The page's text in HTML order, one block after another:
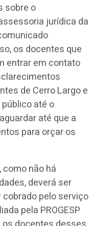
sobre o
jurídica da
os docentes que
entrar em contato
de Cerro Largo e
até o
até que a
para orçar os
não há
deverá ser
pelo serviço
pela PROGESP